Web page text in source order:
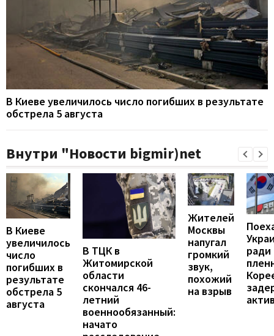
В Киеве увеличилось число погибших в результате
обстрела 5 августа
Внутри "Новости bigmir)net
В Киеве
увеличилось
число
погибших в
результате
обстрела 5
августа
В ТЦК в
Житомирской
области
скончался 46-
летний
военнообязанный:
начато
Жителей
Москвы
напугал
громкий
звук,
похожий
на взрыв
ради